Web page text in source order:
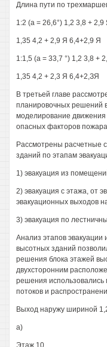
Длина пути по
1:2 (а = 26,6°) 1,2 3,8 +
1,35 4,2 + 2,9 Я 6,4+2,9 Я
1:1,5 (а = 33,7 °) 1,2 3,8 +
1,35 4,2 + 2,3 Я 6,4+2,ЗЯ
В третьей главе
планировочных решений
моделирование
опасных факторов
Рассмотрены расчетные
зданий по этапам
1) эвакуация из
2) эвакуация с этажа, от
эвакуационных выходов
3) эвакуация по
Анализ этапов эвакуации
высотных зданий
решения блока этажей
двухсторонним
решения
потоков и
Выход наружу шириной
а)
Этаж 10